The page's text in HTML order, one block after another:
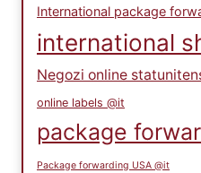
International package
international
Negozi online
online labels @it
package
Package forwarding USA @it